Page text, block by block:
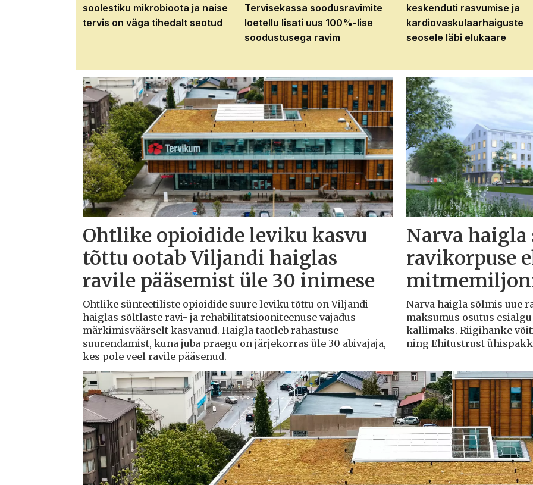
soolestiku mikrobioota ja naise
tervis on väga tihedalt seotud
Tervisekassa soodusravimite
loetellu lisati uus 100%-lise
soodustusega ravim
keskenduti rasvumise ja
kardiovaskulaarhaiguste
seosele läbi elukaare
Ohtlike opioidide leviku kasvu
tõttu ootab Viljandi haiglas
ravile pääsemist üle 30 inimese
Ohtlike sünteetiliste opioidide suure leviku tõttu on Viljandi
haiglas sõltlaste ravi- ja rehabilitatsiooniteenuse vajadus
märkimisväärselt kasvanud. Haigla taotleb rahastuse
suurendamist, kuna juba praegu on järjekorras üle 30 abivajaja,
kes pole veel ravile pääsenud.
Narva haigla
ravikorpuse
Narva haigla sõlmis uue
maksumus osutus
kallimaks. Riigihanke
ning Ehitustrust